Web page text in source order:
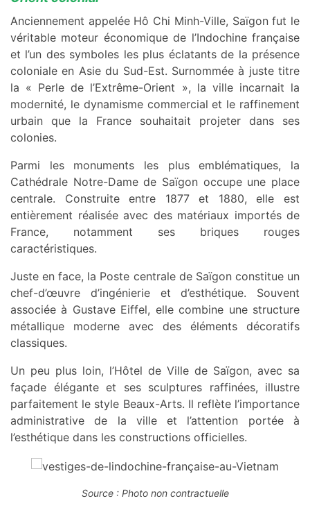
Anciennement appelée Hô Chi Minh-Ville, Saïgon fut le
véritable moteur économique de l’Indochine française
et l’un des symboles les plus éclatants de la présence
coloniale en Asie du Sud-Est. Surnommée à juste titre
la « Perle de l’Extrême-Orient », la ville incarnait la
modernité, le dynamisme commercial et le raffinement
urbain que la France souhaitait projeter dans ses
colonies.
Parmi les monuments les plus emblématiques, la
Cathédrale Notre-Dame de Saïgon occupe une place
centrale. Construite entre 1877 et 1880, elle est
entièrement réalisée avec des matériaux importés de
France, notamment ses briques rouges
caractéristiques.
Juste en face, la Poste centrale de Saïgon constitue un
chef-d’œuvre d’ingénierie et d’esthétique. Souvent
associée à Gustave Eiffel, elle combine une structure
métallique moderne avec des éléments décoratifs
classiques.
Un peu plus loin, l’Hôtel de Ville de Saïgon, avec sa
façade élégante et ses sculptures raffinées, illustre
parfaitement le style Beaux-Arts. Il reflète l’importance
administrative de la ville et l’attention portée à
l’esthétique dans les constructions officielles.
Source : Photo non contractuelle